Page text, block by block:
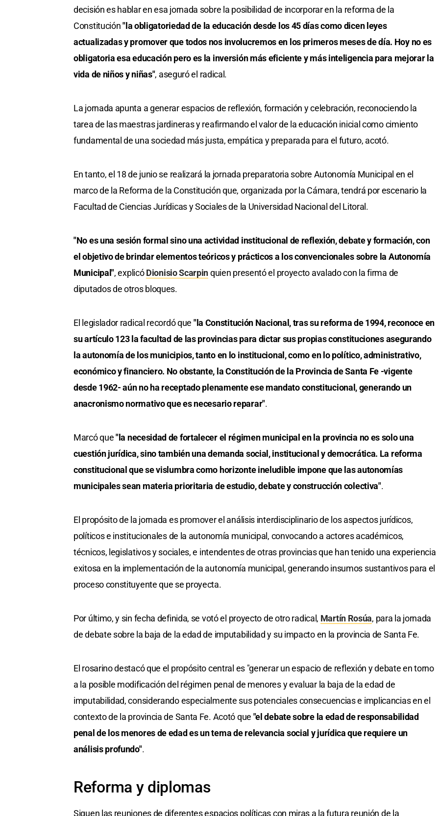
decisión es hablar en esa jornada sobre la posibilidad de incorporar en la reforma de la
Constitución"la obligatoriedad de la educación desde los 45 días como dicen leyes
actualizadas y promover que todos nos involucremos en los primeros meses de día. Hoy no es
obligatoria esa educación pero es la inversión más eficiente y más inteligencia para mejorar la
vida de niños y niñas", aseguró el radical.
La jornada apunta a generar espacios de reflexión, formación y celebración, reconociendo la
tarea de las maestras jardineras y reafirmando el valor de la educación inicial como cimiento
fundamental de una sociedad más justa, empática y preparada para el futuro, acotó.
En tanto, el 18 de junio se realizará la jornada preparatoria sobre Autonomía Municipal en el
marco de la Reforma de la Constitución que, organizada por la Cámara, tendrá por escenario la
Facultad de Ciencias Jurídicas y Sociales de la Universidad Nacional del Litoral.
"No es una sesión formal sino una actividad institucional de reflexión, debate y formación, con
el objetivo de brindar elementos teóricos y prácticos a los convencionales sobre la Autonomía
Municipal", explicóDionisio Scarpinquien presentó el proyecto avalado con la firma de
diputados de otros bloques.
El legislador radical recordó que "la Constitución Nacional, tras su reforma de 1994, reconoce en
su artículo 123 la facultad de las provincias para dictar sus propias constituciones asegurando
la autonomía de los municipios, tanto en lo institucional, como en lo político, administrativo,
económico y financiero. No obstante, la Constitución de la Provincia de Santa Fe -vigente
desde 1962- aún no ha receptado plenamente ese mandato constitucional, generando un
anacronismo normativo que es necesario reparar".
Marcó que"la necesidad de fortalecer el régimen municipal en la provincia no es solo una
cuestión jurídica, sino también una demanda social, institucional y democrática. La reforma
constitucional que se vislumbra como horizonte ineludible impone que las autonomías
municipales sean materia prioritaria de estudio, debate y construcción colectiva".
El propósito de la jornada es promover el análisis interdisciplinario de los aspectos jurídicos,
políticos e institucionales de la autonomía municipal, convocando a actores académicos,
técnicos, legislativos y sociales, e intendentes de otras provincias que han tenido una experiencia
exitosa en la implementación de la autonomía municipal, generando insumos sustantivos para el
proceso constituyente que se proyecta.
Por último, y sin fecha definida, se votó el proyecto de otro radical, Martín Rosúa, para la jornada
de debate sobre la baja de la edad de imputabilidad y su impacto en la provincia de Santa Fe.
El rosarino destacó que el propósito central es "generar un espacio de reflexión y debate en torno
a la posible modificación del régimen penal de menores y evaluar la baja de la edad de
imputabilidad, considerando especialmente sus potenciales consecuencias e implicancias en el
contexto de la provincia de Santa Fe. Acotó que "el debate sobre la edad de responsabilidad
penal de los menores de edad es un tema de relevancia social y jurídica que requiere un
análisis profundo".
Reforma y diplomas
Siguen las reuniones de diferentes espacios políticas con miras a la futura reunión de la